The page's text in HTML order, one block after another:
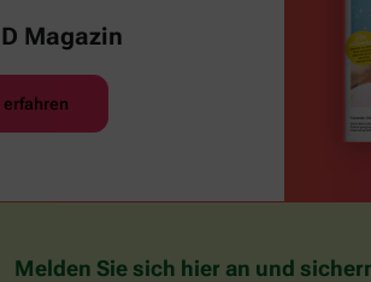
Magazin
erfahren
Melden Sie sich hier an und